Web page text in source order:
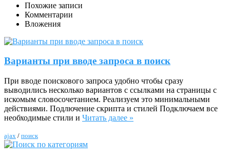
Похожие записи
Комментарии
Вложения
Варианты при вводе запроса в поиск
При вводе поискового запроса удобно чтобы сразу
выводились несколько вариантов с ссылками на страницы с
искомым словосочетанием. Реализуем это минимальными
действиями. Подлючение скрипта и стилей Подключаем все
необходимые стили и Читать далее »
ajax / поиск